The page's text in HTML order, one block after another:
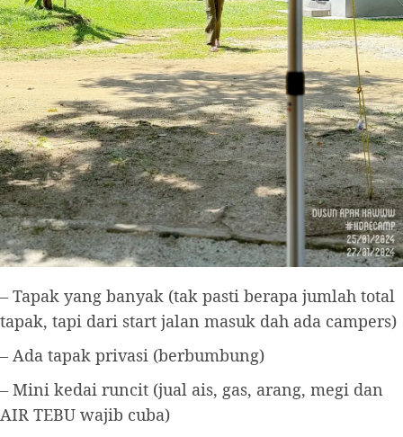
– Tapak yang banyak (tak pasti berapa jumlah total
tapak, tapi dari start jalan masuk dah ada campers)
– Ada tapak privasi (berbumbung)
– Mini kedai runcit (jual ais, gas, arang, megi dan
AIR TEBU wajib cuba)